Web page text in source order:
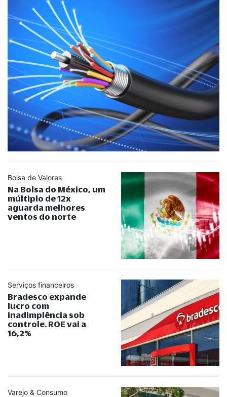
Bolsa de Valores
Na Bolsa do México, um
múltiplo de 12x
aguarda melhores
ventos do norte
Serviços financeiros
Bradesco expande
lucro com
inadimplência sob
controle. ROE vai a
16,2%
Varejo & Consumo